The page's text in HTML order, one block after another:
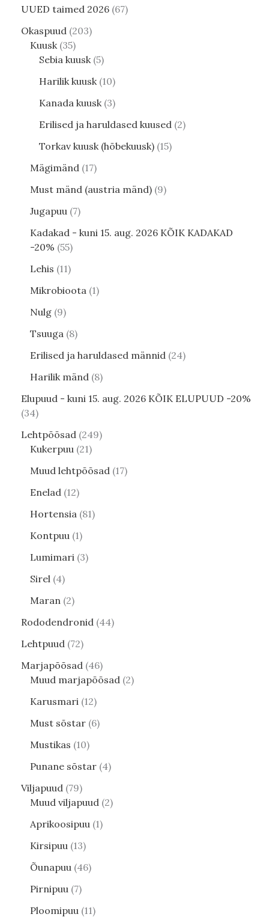
UUED taimed 2026 67
Okaspuud 203
Kuusk 35
Sebia kuusk 5
Harilik kuusk 10
Kanada kuusk 3
Erilised ja haruldased kuused 2
Torkav kuusk (hõbekuusk) 15
Mägimänd 17
Must mänd (austria mänd) 9
Jugapuu 7
Kadakad - kuni 15. aug. 2026 KÕIK KADAKAD
-20% 55
Lehis 11
Mikrobioota 1
Nulg 9
Tsuuga 8
Erilised ja haruldased männid 24
Harilik mänd 8
Elupuud - kuni 15. aug. 2026 KÕIK ELUPUUD -20%
34
Lehtpõõsad 249
Kukerpuu 21
Muud lehtpõõsad 17
Enelad 12
Hortensia 81
Kontpuu 1
Lumimari 3
Sirel 4
Maran 2
Rododendronid 44
Lehtpuud 72
Marjapõõsad 46
Muud marjapõõsad 2
Karusmari 12
Must sõstar 6
Mustikas 10
Punane sõstar 4
Viljapuud 79
Muud viljapuud 2
Aprikoosipuu 1
Kirsipuu 13
Õunapuu 46
Pirnipuu 7
Ploomipuu 11